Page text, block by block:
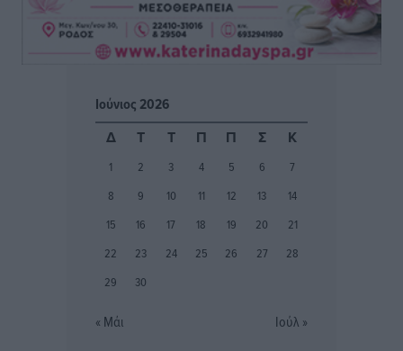
Αθλητικά πριν 3 ώρες
Φοίβος: Εν αναμονή του Νίκου Λαζίδη
πριν 3 ώρες
Εθνικός Αρχίπολης: Μεγάλο βήμα προόδου η ίδρυση
Ιππότες: Με το βλέμμα στραμμένο στο μέλλον
Ιούνιος 2026
Δ
Τ Τ Π Π Σ Κ
1 2 3 4 5 6
7
8
9 10 11 12 13
14
15
16 17 18 19 20
21
22
23 24 25 26 27
28
29
30
« Μάι Ιούλ »